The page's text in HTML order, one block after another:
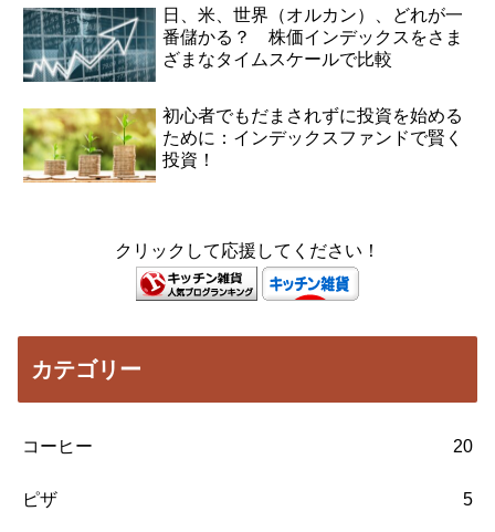
日、米、世界（オルカン）、どれが一
番儲かる？ 株価インデックスをさま
ざまなタイムスケールで比較
初心者でもだまされずに投資を始める
ために：インデックスファンドで賢く
投資！
クリックして応援してください！
カテゴリー
コーヒー 20
ピザ 5